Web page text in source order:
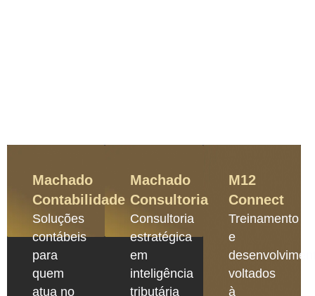
Machado
Contabilidade
Soluções
contábeis
para
quem
atua no
Machado
Consultoria
Consultoria
estratégica
em
inteligência
tributária
M12
Connect
Treinamento
e
voltados
à